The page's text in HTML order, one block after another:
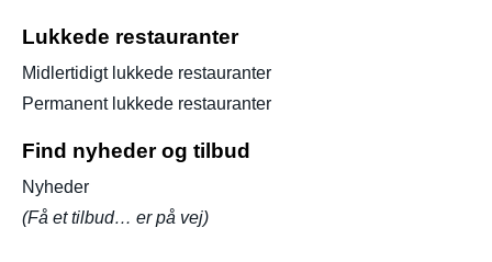
Lukkede restauranter
Midlertidigt lukkede restauranter
Permanent lukkede restauranter
Find nyheder og tilbud
Nyheder
(Få et tilbud… er på vej)